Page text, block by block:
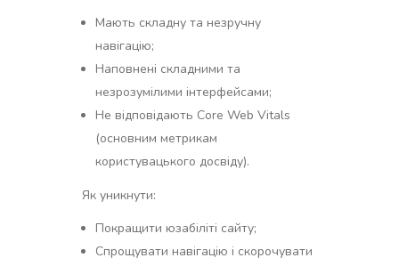
Мають складну та незручну
навігацію;
Наповнені складними та
незрозумілими інтерфейсами;
Не відповідають Core Web Vitals
(основним метрикам
користувацького досвіду).
Як уникнути:
Покращити юзабіліті сайту;
Спрощувати навігацію і скорочувати